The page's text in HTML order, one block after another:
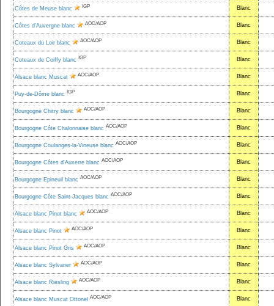
Côtes de Meuse blanc IGP Blanc
Côtes d'Auvergne blanc AOC/AOP Blanc
Coteaux du Loir blanc AOC/AOP Blanc
Coteaux de Coiffy blanc IGP Blanc
Alsace blanc Muscat AOC/AOP Blanc
Puy-de-Dôme blanc IGP Blanc
Bourgogne Chitry blanc AOC/AOP Blanc
Bourgogne Côte Chalonnaise blanc AOC/AOP Blanc
Bourgogne Coulanges-la-Vineuse blanc AOC/AOP Blanc
Bourgogne Côtes d'Auxerre blanc AOC/AOP Blanc
Bourgogne Epineuil blanc AOC/AOP Blanc
Bourgogne Côte Saint-Jacques blanc AOC/AOP Blanc
Alsace blanc Pinot blanc AOC/AOP Blanc
Alsace blanc Pinot AOC/AOP Blanc
Alsace blanc Pinot Gris AOC/AOP Blanc
Alsace blanc Sylvaner AOC/AOP Blanc
Alsace blanc Riesling AOC/AOP Blanc
Alsace blanc Muscat Ottonel AOC/AOP Blanc